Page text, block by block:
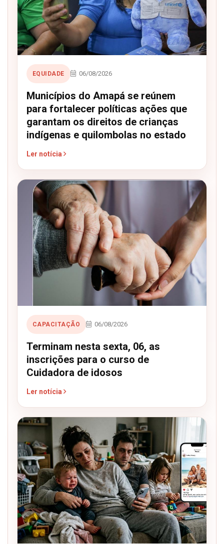
EQUIDADE 06/08/2026
Municípios do Amapá se reúnem
para fortalecer políticas ações que
garantam os direitos de crianças
indígenas e quilombolas no estado
Ler notícia
CAPACITAÇÃO 06/08/2026
Terminam nesta sexta, 06, as
inscrições para o curso de
Cuidadora de idosos
Ler notícia